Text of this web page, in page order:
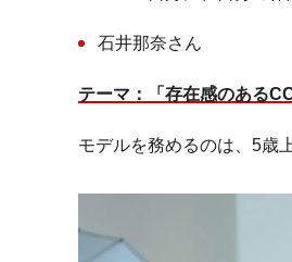
石井那奈さん
テーマ：「存在感のある
モデルを務めるのは、 5歳